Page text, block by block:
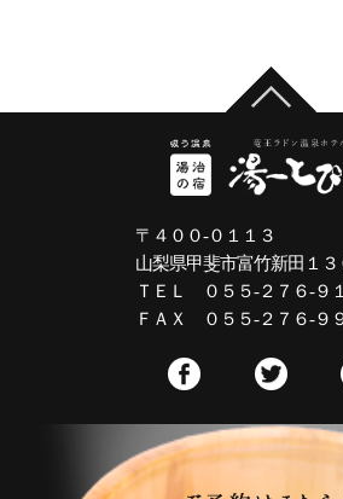
〒４００-０１１３
山梨県甲斐市富竹新田１３
ＴＥＬ ０５５-２７６-９
ＦＡＸ ０５５-２７６-９